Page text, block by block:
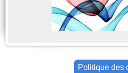
Politique des